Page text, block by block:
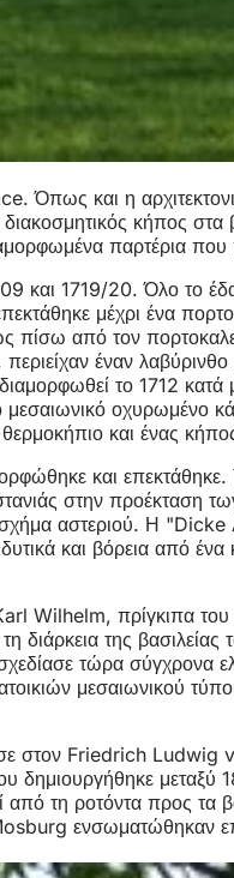
Όπως και η
κήπος
παρτέρια
και 1719/20. Όλο το
μέχρι ένα
πίσω από τον
έναν λαβύρινθο
το 1712 κατά
οχυρωμένο
και ένας
και επεκτάθηκε.
στην προέκταση
αστεριού. Η "Dicke
και βόρεια από
Karl Wilhelm, πρίγκιπα
της βασιλείας
τώρα σύγχρονα
μεσαιωνικού
στον Friedrich Ludwig
δημιουργήθηκε μεταξύ
από τη ροτόντα προς τα
ενσωματώθηκαν